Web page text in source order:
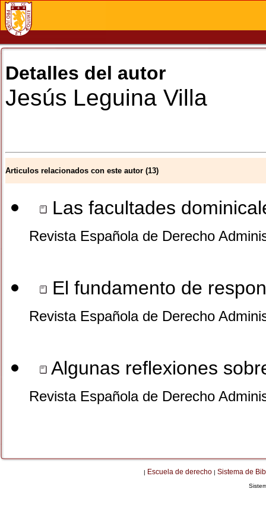
Detalles del autor
Jesús Leguina Villa
Articulos relacionados con este autor (13)
Las facultades
Revista Española de Derecho
El fundamento de
Revista Española de Derecho
Algunas reflexiones
Revista Española de Derecho
| Escuela de derecho | Sistema de